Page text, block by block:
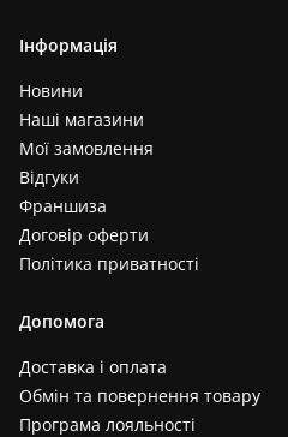
Інформація
Новини
Наші магазини
Мої замовлення
Відгуки
Франшиза
Договір оферти
Політика приватності
Допомога
Доставка і оплата
Обмін та повернення товару
Програма лояльності